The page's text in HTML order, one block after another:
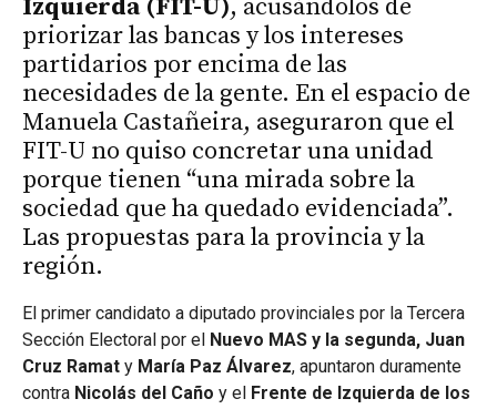
Izquierda (FIT-U), acusándolos de
priorizar las bancas y los intereses
partidarios por encima de las
necesidades de la gente. En el espacio de
Manuela Castañeira, aseguraron que el
FIT-U no quiso concretar una unidad
porque tienen “una mirada sobre la
sociedad que ha quedado evidenciada”.
Las propuestas para la provincia y la
región.
El primer candidato a diputado provinciales por la Tercera
Sección Electoral por el Nuevo MAS y la segunda, Juan
Cruz Ramat y María Paz Álvarez, apuntaron duramente
contra Nicolás del Caño y el Frente de Izquierda de los